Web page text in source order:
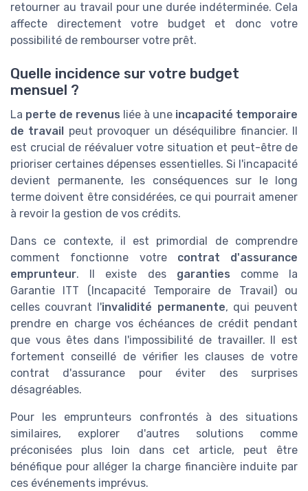
retourner au travail pour une durée indéterminée. Cela
affecte directement votre budget et donc votre
possibilité de rembourser votre prêt.
Quelle incidence sur votre budget
mensuel ?
La perte de revenus liée à une incapacité temporaire
de travail
peut provoquer un déséquilibre financier. Il
est crucial de réévaluer votre situation et peut-être de
prioriser certaines dépenses essentielles. Si l'incapacité
devient permanente, les conséquences sur le long
terme doivent être considérées, ce qui pourrait amener
à revoir la gestion de vos crédits.
Dans ce contexte, il est primordial de comprendre
comment fonctionne votre contrat d'assurance
emprunteur. Il existe des garanties comme la
Garantie ITT (Incapacité Temporaire de Travail) ou
celles couvrant l'invalidité permanente, qui peuvent
prendre en charge vos échéances de crédit pendant
que vous êtes dans l'impossibilité de travailler. Il est
fortement conseillé de vérifier les clauses de votre
contrat d'assurance pour éviter des surprises
désagréables.
Pour les emprunteurs confrontés à des situations
similaires, explorer d'autres solutions comme
préconisées plus loin dans cet article, peut être
bénéfique pour alléger la charge financière induite par
ces événements imprévus.